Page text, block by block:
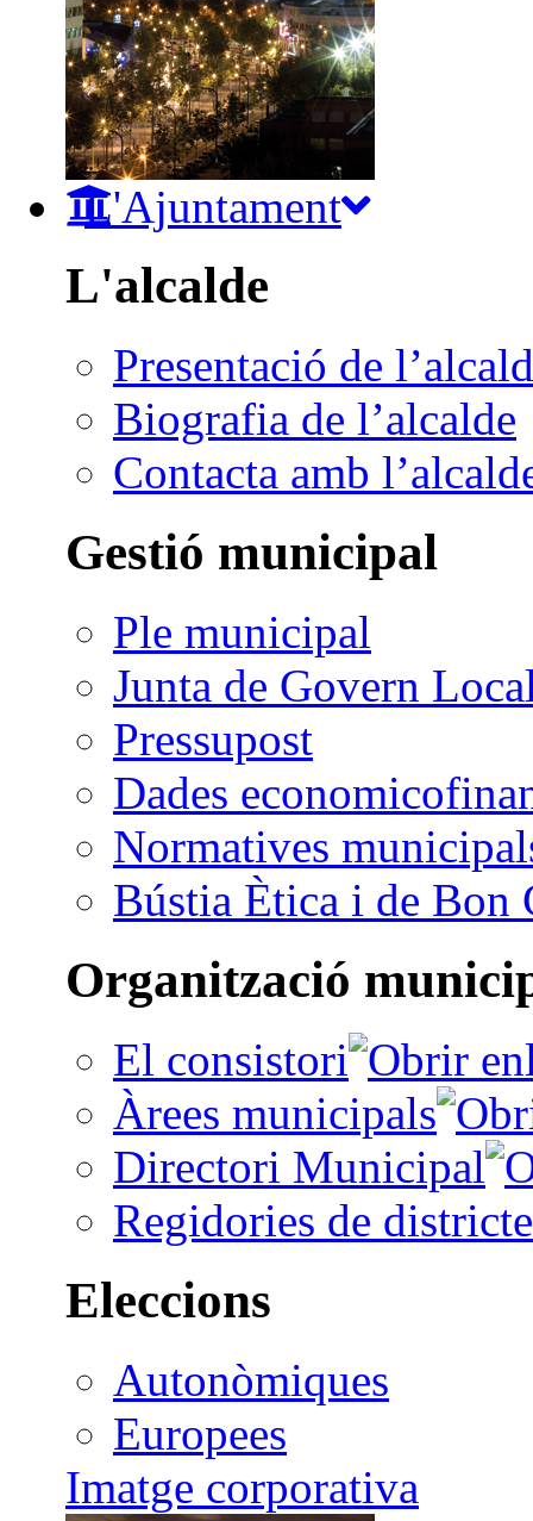
L'Ajuntament
L'alcalde
Presentació de
Biografia de l’alcalde
Contacta amb
Gestió municipal
Ple municipal
Junta de Govern
Pressupost
Dades
Normatives
Bústia Ètica i de Bon
Organització
El consistori
Àrees municipals
Directori Municipal
Regidories de districte
Eleccions
Autonòmiques
Europees
Imatge corporativa